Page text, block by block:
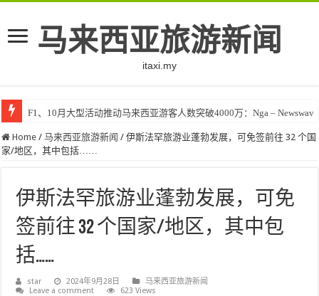
马来西亚旅游新闻
itaxi.my
F1、10月大型活动推动马来西亚游客人数突破4000万：Nga – Newswav
Home / 马来西亚旅游新闻 / 伊斯法罕旅游业蓬勃发展，可免签前往 32 个国
家/地区，其中包括……
伊斯法罕旅游业蓬勃发展，可免
签前往 32 个国家/地区，其中包
括……
star 2024年9月28日
马来西亚旅游新闻
Leave a comment
623 Views